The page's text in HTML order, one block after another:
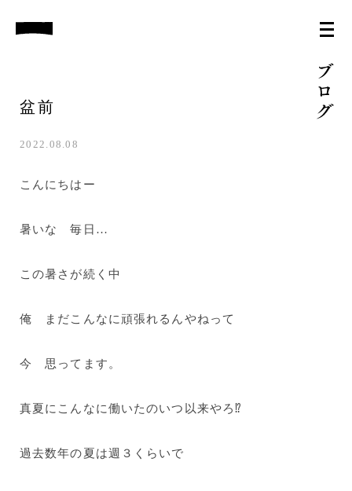
盆前
2022.08.08
こんにちはー
暑いな 毎日…
この暑さが続く中
俺 まだこんなに頑張れるんやねって
今 思ってます。
真夏にこんなに働いたのいつ以来やろ⁉
過去数年の夏は週３くらいで